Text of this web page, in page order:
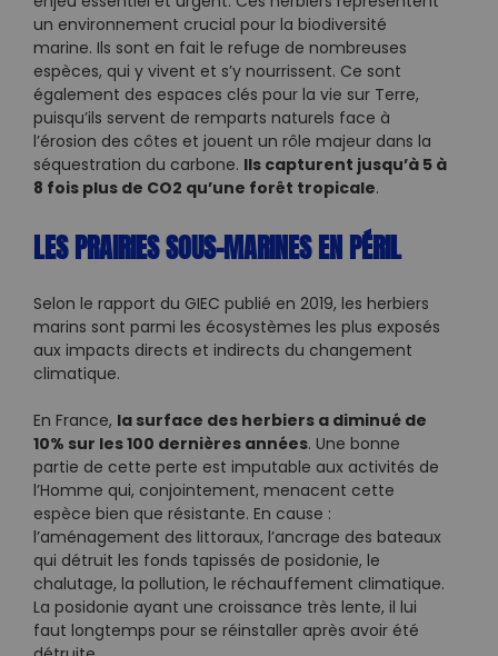
un environnement crucial pour la biodiversité
marine. Ils sont en fait le refuge de nombreuses
espèces, qui y vivent et s’y nourrissent. Ce sont
également des espaces clés pour la vie sur Terre,
puisqu’ils servent de remparts naturels face à
l’érosion des côtes et jouent un rôle majeur dans la
séquestration du carbone. Ils capturent jusqu’à 5 à
8 fois plus de CO2 qu’une forêt tropicale.
LES PRAIRIES SOUS-MARINES EN PÉRIL
Selon le rapport du GIEC publié en 2019, les herbiers
marins sont parmi les écosystèmes les plus exposés
aux impacts directs et indirects du changement
climatique.
En France, la surface des herbiers a diminué de
10% sur les 100 dernières années. Une bonne
partie de cette perte est imputable aux activités de
l’Homme qui, conjointement, menacent cette
espèce bien que résistante. En cause :
l’aménagement des littoraux, l’ancrage des bateaux
qui détruit les fonds tapissés de posidonie, le
chalutage, la pollution, le réchauffement climatique.
La posidonie ayant une croissance très lente, il lui
faut longtemps pour se réinstaller après avoir été